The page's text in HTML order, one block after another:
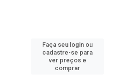
Faça seu login ou
cadastre-se para
ver preços e
comprar